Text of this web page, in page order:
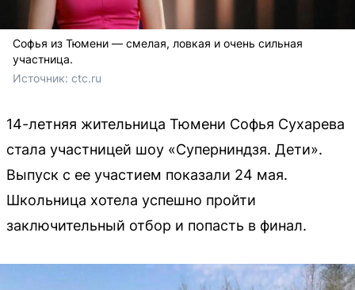
Софья из Тюмени — смелая, ловкая и очень сильная
участница.
Источник: ctc.ru
14-летняя жительница Тюмени Софья Сухарева
стала участницей шоу «Суперниндзя. Дети».
Выпуск с ее участием показали 24 мая.
Школьница хотела успешно пройти
заключительный отбор и попасть в финал.